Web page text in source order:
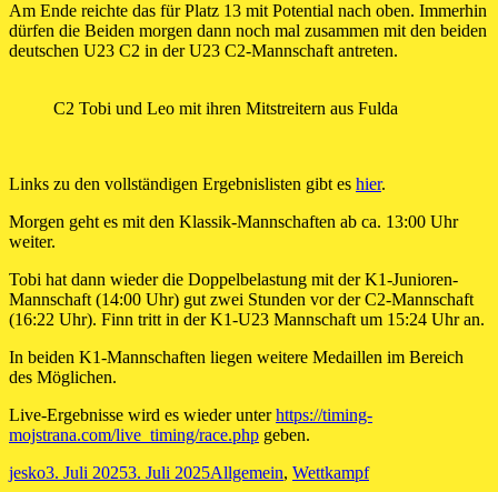
Am Ende reichte das für Platz 13 mit Potential nach oben. Immerhin
dürfen die Beiden morgen dann noch mal zusammen mit den beiden
deutschen U23 C2 in der U23 C2-Mannschaft antreten.
C2 Tobi und Leo mit ihren Mitstreitern aus Fulda
Links zu den vollständigen Ergebnislisten gibt es hier.
Morgen geht es mit den Klassik-Mannschaften ab ca. 13:00 Uhr
weiter.
Tobi hat dann wieder die Doppelbelastung mit der K1-Junioren-
Mannschaft (14:00 Uhr) gut zwei Stunden vor der C2-Mannschaft
(16:22 Uhr). Finn tritt in der K1-U23 Mannschaft um 15:24 Uhr an.
In beiden K1-Mannschaften liegen weitere Medaillen im Bereich
des Möglichen.
Live-Ergebnisse wird es wieder unterhttps://timing-
mojstrana.com/live_timing/race.php geben.
Autor
jeskoVeröffentlicht
3. Juli 20253. Juli 2025Kategorien
Allgemein, Wettkampf